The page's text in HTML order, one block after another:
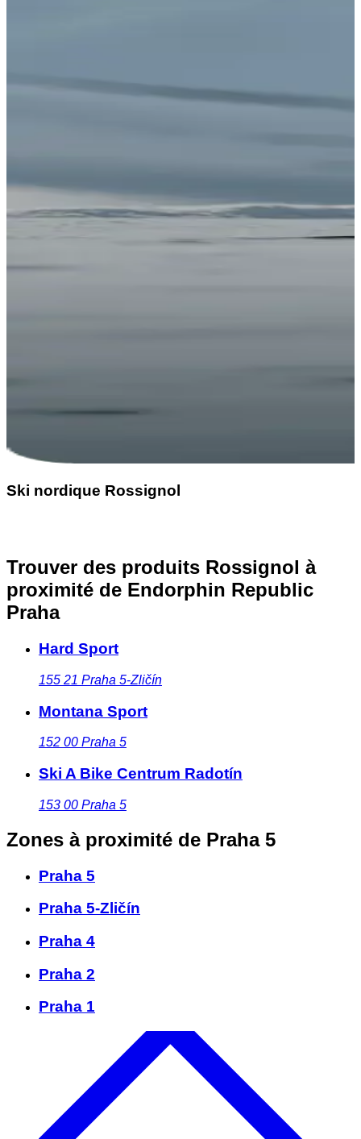
Ski nordique Rossignol
Trouver des produits Rossignol à
proximité de Endorphin Republic
Praha
Hard Sport
155 21 Praha 5-Zličín
Montana Sport
152 00 Praha 5
Ski A Bike Centrum Radotín
153 00 Praha 5
Zones à proximité de Praha 5
Praha 5
Praha 5-Zličín
Praha 4
Praha 2
Praha 1